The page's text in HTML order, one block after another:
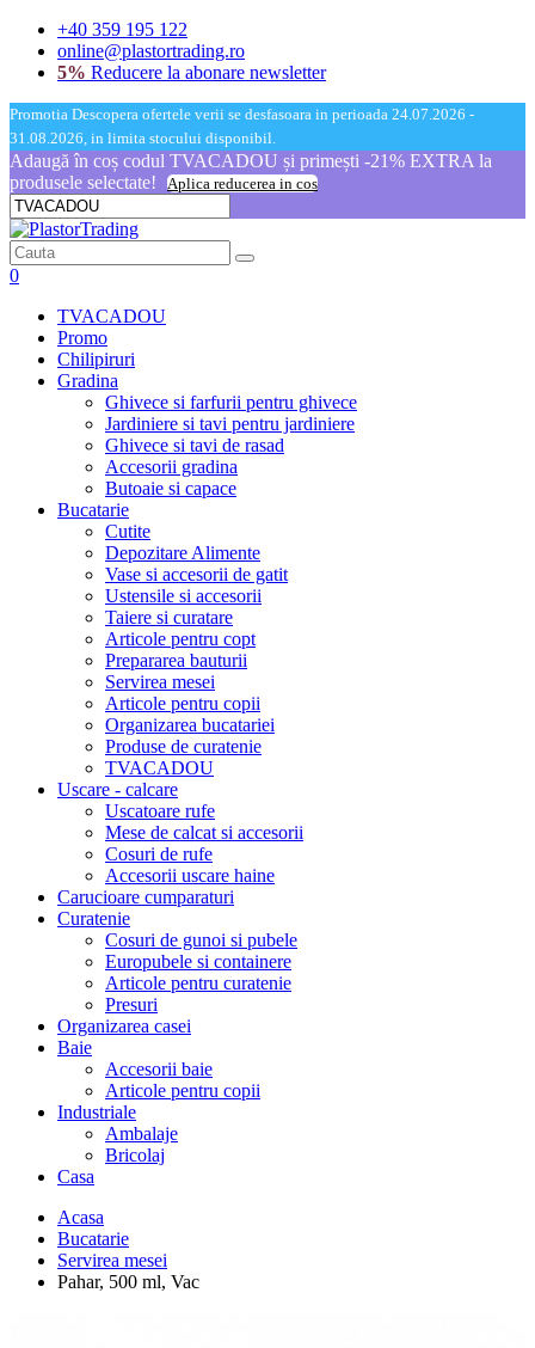
+40 359 195 122
online@plastortrading.ro
5% Reducere la abonare newsletter
Promotia Descopera ofertele verii se desfasoara in perioada 24.07.2026 -
31.08.2026, in limita stocului disponibil.
Adaugă în coș codul TVACADOU și primești -21% EXTRA la
produsele selectate!
Aplica reducerea in cos
0
TVACADOU
Promo
Chilipiruri
Gradina
Ghivece si farfurii pentru ghivece
Jardiniere si tavi pentru jardiniere
Ghivece si tavi de rasad
Accesorii gradina
Butoaie si capace
Bucatarie
Cutite
Depozitare Alimente
Vase si accesorii de gatit
Ustensile si accesorii
Taiere si curatare
Articole pentru copt
Prepararea bauturii
Servirea mesei
Articole pentru copii
Organizarea bucatariei
Produse de curatenie
TVACADOU
Uscare - calcare
Uscatoare rufe
Mese de calcat si accesorii
Cosuri de rufe
Accesorii uscare haine
Carucioare cumparaturi
Curatenie
Cosuri de gunoi si pubele
Europubele si containere
Articole pentru curatenie
Presuri
Organizarea casei
Baie
Accesorii baie
Articole pentru copii
Industriale
Ambalaje
Bricolaj
Casa
Acasa
Bucatarie
Servirea mesei
Pahar, 500 ml, Vac